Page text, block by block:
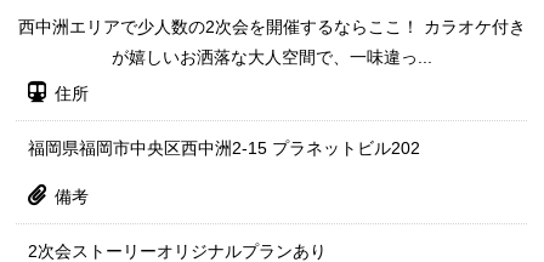
西中洲エリアで少人数の2次会を開催するならここ！ カラオケ付き
が嬉しいお洒落な大人空間で、一味違っ...
住所
福岡県福岡市中央区西中洲2-15 プラネットビル202
備考
2次会ストーリーオリジナルプランあり